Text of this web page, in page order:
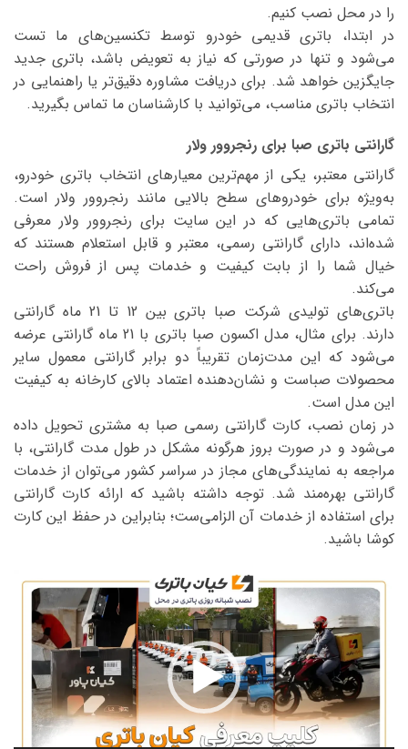
را در محل نصب کنیم.
در ابتدا، باتری قدیمی خودرو توسط تکنسین‌های ما تست
می‌شود و تنها در صورتی که نیاز به تعویض باشد، باتری جدید
جایگزین خواهد شد. برای دریافت مشاوره دقیق‌تر یا راهنمایی در
انتخاب باتری مناسب، می‌توانید با کارشناسان ما تماس بگیرید.
گارانتی باتری صبا برای رنجروور ولار
گارانتی معتبر، یکی از مهم‌ترین معیارهای انتخاب باتری خودرو،
به‌ویژه برای خودروهای سطح بالایی مانند رنجروور ولار است.
تمامی باتری‌هایی که در این سایت برای رنجروور ولار معرفی
شده‌اند، دارای گارانتی رسمی، معتبر و قابل استعلام هستند که
خیال شما را از بابت کیفیت و خدمات پس از فروش راحت
می‌کند.
باتری‌های تولیدی شرکت صبا باتری بین 12 تا 21 ماه گارانتی
دارند. برای مثال، مدل اکسون صبا باتری با 21 ماه گارانتی عرضه
می‌شود که این مدت‌زمان تقریباً دو برابر گارانتی معمول سایر
محصولات صباست و نشان‌دهنده اعتماد بالای کارخانه به کیفیت
این مدل است.
در زمان نصب، کارت گارانتی رسمی صبا به مشتری تحویل داده
می‌شود و در صورت بروز هرگونه مشکل در طول مدت گارانتی، با
مراجعه به نمایندگی‌های مجاز در سراسر کشور می‌توان از خدمات
گارانتی بهره‌مند شد. توجه داشته باشید که ارائه کارت گارانتی
برای استفاده از خدمات آن الزامی‌ست؛ بنابراین در حفظ این کارت
کوشا باشید.
نمایشگر
ویدیو